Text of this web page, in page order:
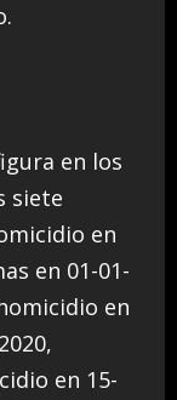
en los
siete
en
en 01-01-
en
en 15-